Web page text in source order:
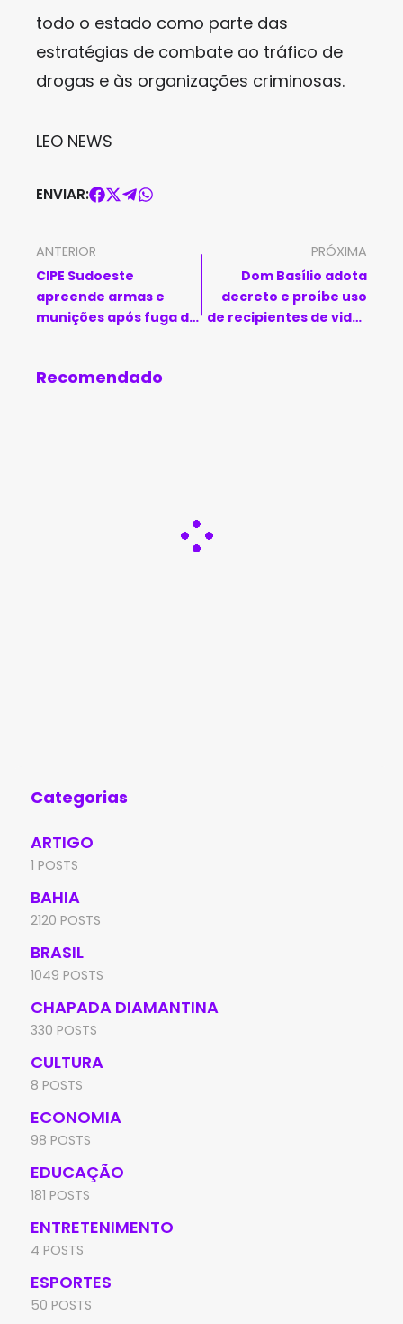
todo o estado como parte das
estratégias de combate ao tráfico de
drogas e às organizações criminosas.
LEO NEWS
ENVIAR:
ANTERIOR
CIPE Sudoeste
apreende armas e
munições após fuga de
PRÓXIMA
Dom Basílio adota
decreto e proíbe uso
de recipientes de vidro
Recomendado
Categorias
ARTIGO
1 POSTS
BAHIA
2120 POSTS
BRASIL
1049 POSTS
CHAPADA DIAMANTINA
330 POSTS
CULTURA
8 POSTS
ECONOMIA
98 POSTS
EDUCAÇÃO
181 POSTS
ENTRETENIMENTO
4 POSTS
ESPORTES
50 POSTS